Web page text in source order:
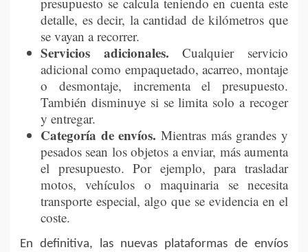
detalle, es decir, la cantidad de kilómetros que
se vayan a recorrer.
Servicios adicionales. Cualquier servicio
adicional como empaquetado, acarreo, montaje
o desmontaje, incrementa el presupuesto.
También disminuye si se limita solo a recoger
y entregar.
Categoría de envíos. Mientras más grandes y
pesados sean los objetos a enviar, más aumenta
el presupuesto. Por ejemplo, para trasladar
motos, vehículos o maquinaria se necesita
transporte especial, algo que se evidencia en el
coste.
En definitiva, las nuevas plataformas de envíos